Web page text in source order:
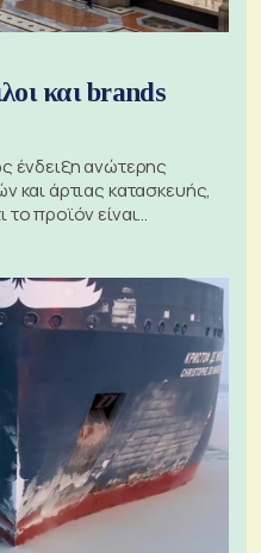
και brands
ένδειξη ανώτερης
και άρτιας κατασκευής,
το προϊόν είναι